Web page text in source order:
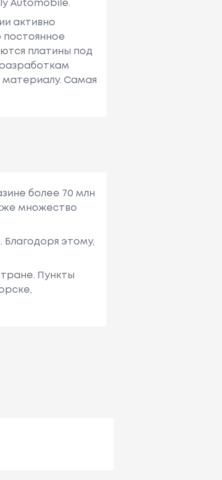
Automobile.
активно
платины под
материалу. Самая
более 70 млн
множество
этому,
Пункты